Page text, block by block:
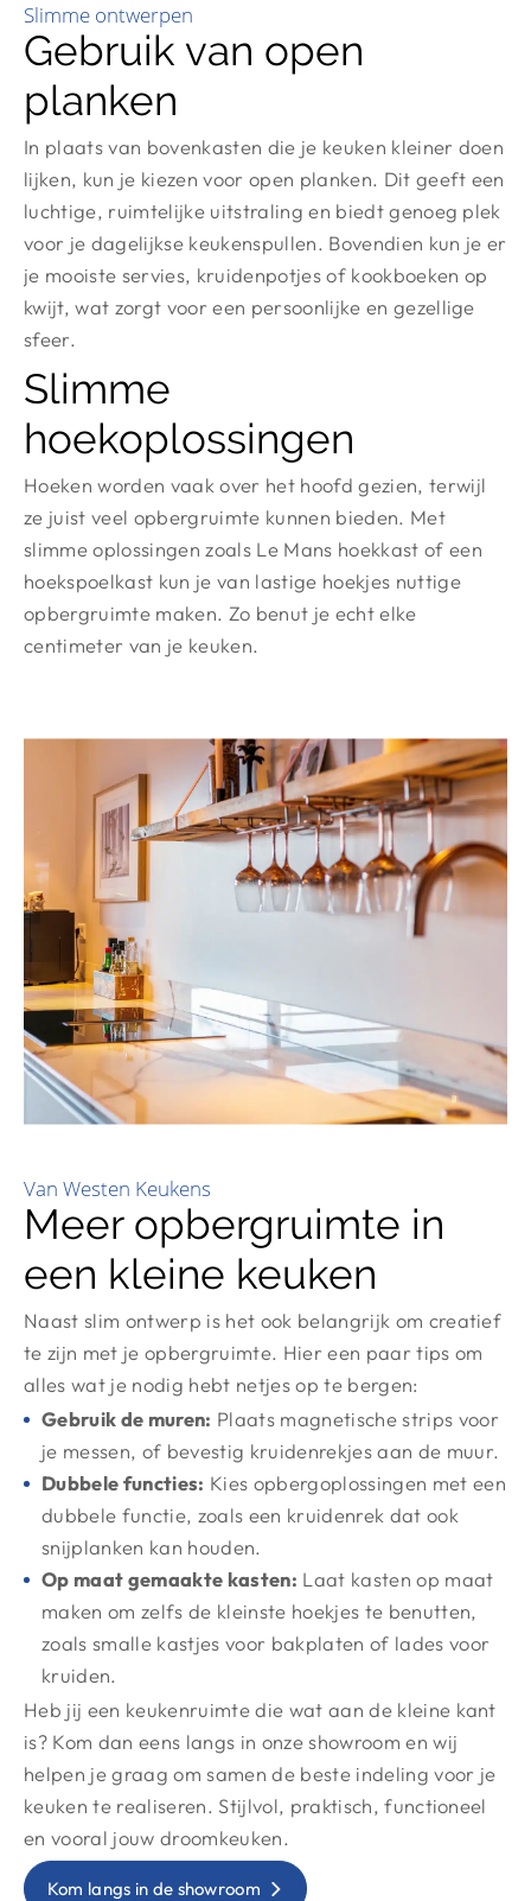
Slimme ontwerpen
Gebruik van open
planken
In plaats van bovenkasten die je keuken kleiner doen
lijken, kun je kiezen voor open planken. Dit geeft een
luchtige, ruimtelijke uitstraling en biedt genoeg plek
voor je dagelijkse keukenspullen. Bovendien kun je er
je mooiste servies, kruidenpotjes of kookboeken op
kwijt, wat zorgt voor een persoonlijke en gezellige
sfeer.
Slimme
hoekoplossingen
Hoeken worden vaak over het hoofd gezien, terwijl
ze juist veel opbergruimte kunnen bieden. Met
slimme oplossingen zoals Le Mans hoekkast of een
hoekspoelkast kun je van lastige hoekjes nuttige
opbergruimte maken. Zo benut je echt elke
centimeter van je keuken.
Van Westen Keukens
Meer opbergruimte in
een kleine keuken
Naast slim ontwerp is het ook belangrijk om creatief
te zijn met je opbergruimte. Hier een paar tips om
alles wat je nodig hebt netjes op te bergen:
Gebruik de muren: Plaats magnetische strips voor
je messen, of bevestig kruidenrekjes aan de muur.
Dubbele functies: Kies opbergoplossingen met een
dubbele functie, zoals een kruidenrek dat ook
snijplanken kan houden.
Op maat gemaakte kasten: Laat kasten op maat
maken om zelfs de kleinste hoekjes te benutten,
zoals smalle kastjes voor bakplaten of lades voor
kruiden.
​​​​​​​Heb jij een keukenruimte die wat aan de kleine kant
is? Kom dan eens langs in onze showroom en wij
helpen je graag om samen de beste indeling voor je
keuken te realiseren. Stijlvol, praktisch, functioneel
en vooral jouw droomkeuken.
Kom langs in de showroom